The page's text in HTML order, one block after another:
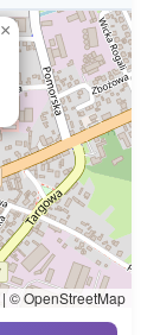
×
| © OpenStreetMap